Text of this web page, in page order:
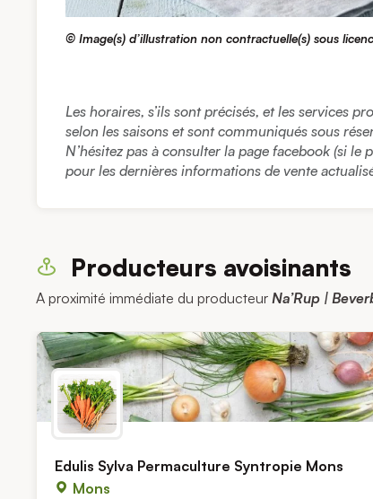
© Image(s) d’illustration non contractuelle(s) sous
Les horaires, s’ils sont précisés, et les services
selon les saisons et sont communiqués sous
N’hésitez pas à consulter la page facebook (si le
pour les dernières informations de vente
Producteurs avoisinants
A proximité immédiate du producteur Na’Rup |
Edulis Sylva Permaculture Syntropie Mons
Mons